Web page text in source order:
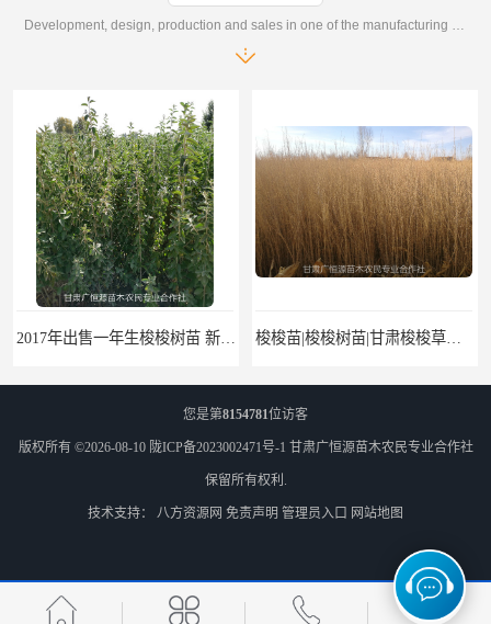
Development, design, production and sales in one of the manufacturing enterprises
甘肃农户出售小叶锦鸡儿牛筋条毛条白柠条 一年生柠条
您是第8154781位访客
版权所有 ©2026-08-10 陇ICP备2023002471号-1 甘肃广恒源苗木农民专业合作社
保留所有权利.
技术支持： 八方资源网 免责声明 管理员入口 网站地图